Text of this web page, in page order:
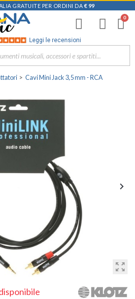
GRATUITE PER ORDINI DA € 99
Leggi le recensioni
Cavi Mini Jack 3,5 mm - RCA
zoom_out_map
